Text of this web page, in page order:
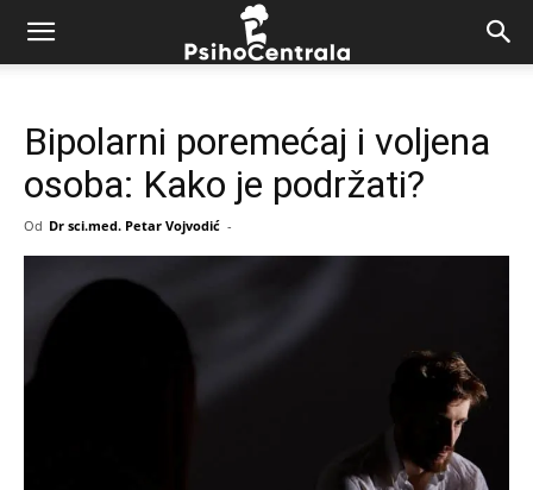
Bipolarni poremećaj i voljena
osoba: Kako je podržati?
Od Dr sci.med. Petar Vojvodić -